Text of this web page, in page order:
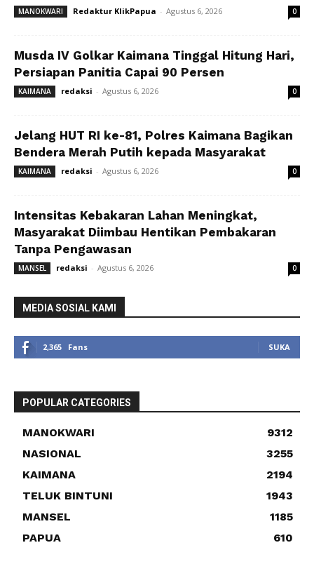
MANOKWARI Redaktur KlikPapua - Agustus 6, 2026 0
Musda IV Golkar Kaimana Tinggal Hitung Hari,
Persiapan Panitia Capai 90 Persen
KAIMANA redaksi - Agustus 6, 2026 0
Jelang HUT RI ke-81, Polres Kaimana Bagikan
Bendera Merah Putih kepada Masyarakat
KAIMANA redaksi - Agustus 6, 2026 0
Intensitas Kebakaran Lahan Meningkat,
Masyarakat Diimbau Hentikan Pembakaran
Tanpa Pengawasan
MANSEL redaksi - Agustus 6, 2026 0
MEDIA SOSIAL KAMI
2,365 Fans SUKA
POPULAR CATEGORIES
MANOKWARI
9312
NASIONAL
3255
KAIMANA
2194
TELUK BINTUNI
1943
MANSEL
1185
PAPUA
610